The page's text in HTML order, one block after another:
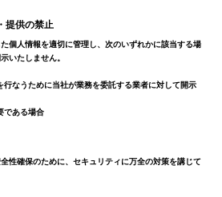
提供の禁止
個人情報を適切に管理し、次のいずれかに該当する場
いたしません。
行なうために当社が業務を委託する業者に対して開示
である場合
性確保のために、セキュリティに万全の対策を講じて